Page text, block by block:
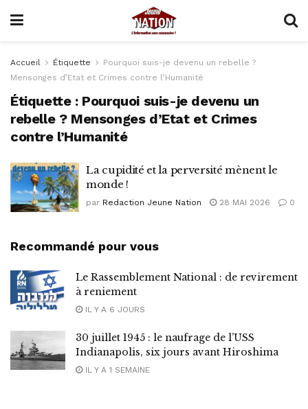
Accueil Étiquette
Pourquoi suis-je devenu un rebelle ?
Mensonges d’Etat et Crimes contre l’Humanité
Étiquette : Pourquoi suis-je devenu un
rebelle ? Mensonges d’Etat et Crimes
contre l’Humanité
La cupidité et la perversité mènent le
monde !
par Redaction Jeune Nation 28 MAI 2026 0
Recommandé pour vous
Le Rassemblement National : de revirement
à reniement
IL Y A 6 JOURS
30 juillet 1945 : le naufrage de l’USS
Indianapolis, six jours avant Hiroshima
IL Y A 1 SEMAINE